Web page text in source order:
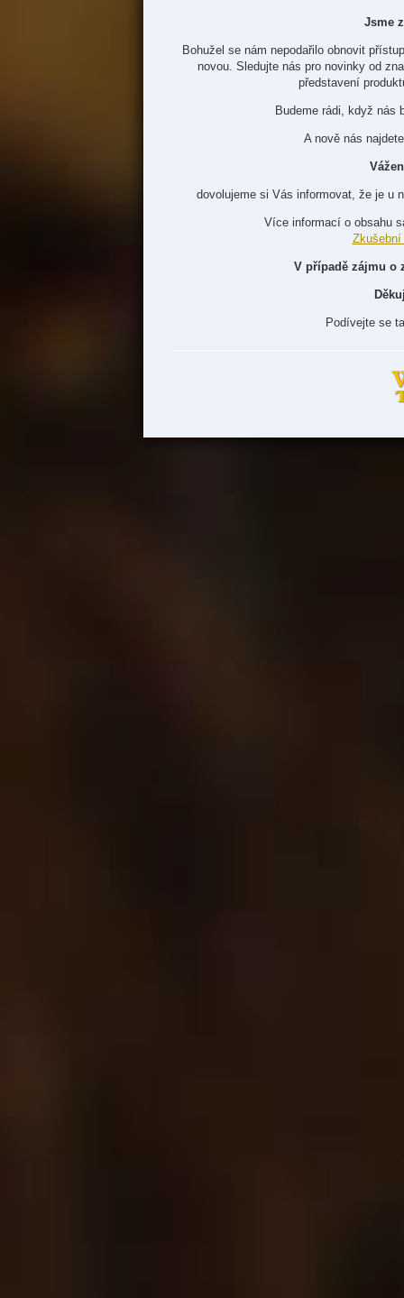
Jsme
Bohužel se nám nepodařilo obnovit
novou. Sledujte nás pro novinky od
představení
Budeme rádi, když nás
A nově nás
dovolujeme si Vás informovat, že je u
Více informací o obsahu
Zkušební
V případě zájmu o
Podívejte se